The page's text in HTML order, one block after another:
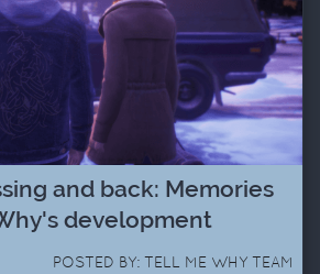
and back: Memories
development
POSTED BY: TELL ME WHY TEAM